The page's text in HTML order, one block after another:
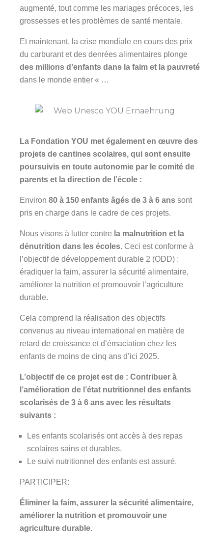
augmenté, tout comme les mariages précoces, les
grossesses et les problèmes de santé mentale.
Et maintenant, la crise mondiale en cours des prix
du carburant et des denrées alimentaires plonge
des millions d’enfants dans la faim et la pauvreté
dans le monde entier « …
La Fondation YOU met également en œuvre des
projets de cantines scolaires, qui sont ensuite
poursuivis en toute autonomie par le comité de
parents et la direction de l’école :
Environ 80 à 150 enfants âgés de 3 à 6 ans sont
pris en charge dans le cadre de ces projets.
Nous visons à lutter contre la malnutrition et la
dénutrition dans les écoles. Ceci est conforme à
l’objectif de développement durable 2 (ODD) :
éradiquer la faim, assurer la sécurité alimentaire,
améliorer la nutrition et promouvoir l’agriculture
durable.
Cela comprend la réalisation des objectifs
convenus au niveau international en matière de
retard de croissance et d’émaciation chez les
enfants de moins de cinq ans d’ici 2025.
L’objectif de ce projet est de : Contribuer à
l’amélioration de l’état nutritionnel des enfants
scolarisés de 3 à 6 ans avec les résultats
suivants :
Les enfants scolarisés ont accès à des repas
scolaires sains et durables,
Le suivi nutritionnel des enfants est assuré.
PARTICIPER:
Éliminer la faim, assurer la sécurité alimentaire,
améliorer la nutrition et promouvoir une
agriculture durable.